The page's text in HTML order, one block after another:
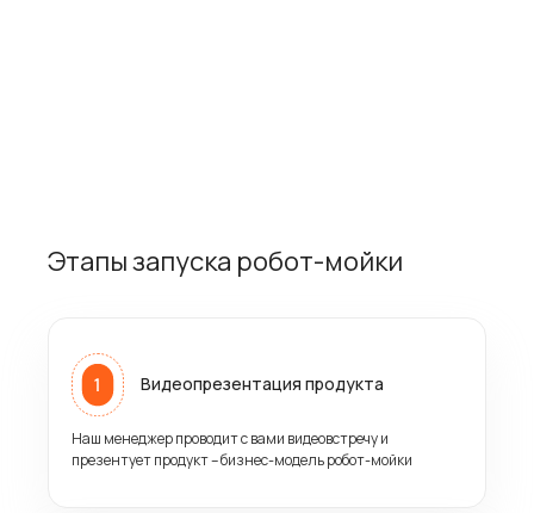
Этапы запуска робот-мойки
Видеопрезентация продукта
Наш менеджер проводит с вами видеовстречу и
презентует продукт – бизнес-модель робот-мойки